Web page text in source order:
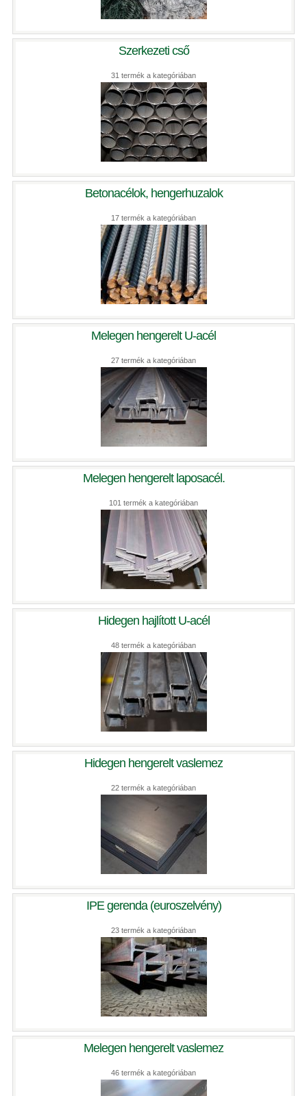
Szerkezeti cső
31 termék a kategóriában
Betonacélok, hengerhuzalok
17 termék a kategóriában
Melegen hengerelt U-acél
27 termék a kategóriában
Melegen hengerelt laposacél.
101 termék a kategóriában
Hidegen hajlított U-acél
48 termék a kategóriában
Hidegen hengerelt vaslemez
22 termék a kategóriában
IPE gerenda (euroszelvény)
23 termék a kategóriában
Melegen hengerelt vaslemez
46 termék a kategóriában